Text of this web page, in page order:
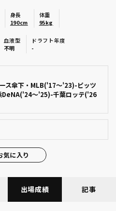
イーグルス
ズ
ローズ
身長
190cm
体重
95kg
血液型
不明
ドラフト年度
-
ス傘下・MLB('17～'23)-ピッツ
DeNA('24～'25)-千葉ロッテ('26
気に入り
出場成績 記事